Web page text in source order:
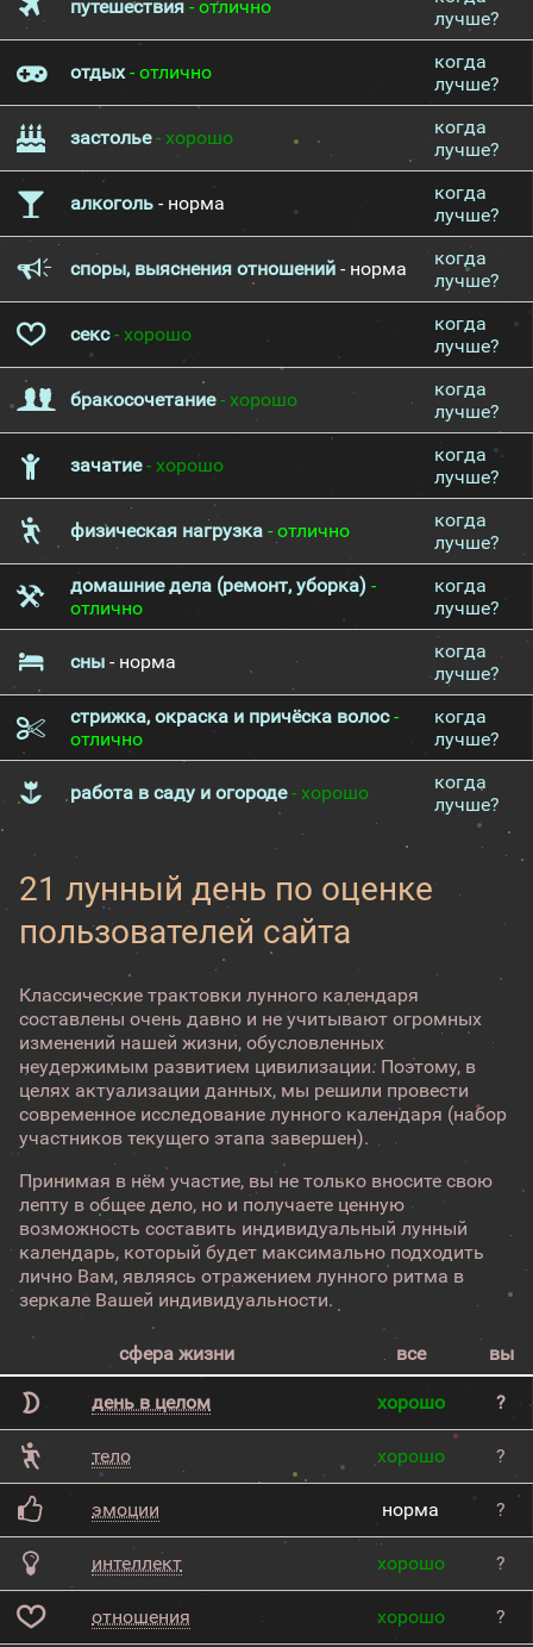
путешествия - отлично
лучше?
отдых- отлично
когда
лучше?
застолье- хорошо
когда
лучше?
алкоголь - норма
когда
лучше?
споры, выяснения отношений - норма
когда
лучше?
секс- хорошо
когда
лучше?
бракосочетание- хорошо
когда
лучше?
зачатие- хорошо
когда
лучше?
физическая нагрузка - отлично
когда
лучше?
домашние дела (ремонт, уборка) -
отлично
когда
лучше?
сны - норма
когда
лучше?
стрижка, окраска и причёска волос-
отлично
когда
лучше?
работа в саду и огороде- хорошо
когда
лучше?
21 лунный день по оценке
пользователей сайта
Классические трактовки лунного календаря
составлены очень давно и не учитывают огромных
изменений нашей жизни, обусловленных
неудержимым развитием цивилизации. Поэтому, в
целях актуализации данных, мы решили провести
современное исследование лунного календаря (набор
участников текущего этапа завершен).
Принимая в нём участие, вы не только вносите свою
лепту в общее дело, но и получаете ценную
возможность составить индивидуальный лунный
календарь, который будет максимально подходить
лично Вам, являясь отражением лунного ритма в
зеркале Вашей индивидуальности.
сфера жизни все вы
день в целом хорошо ?
тело хорошо ?
эмоции норма ?
интеллект хорошо ?
отношения хорошо ?